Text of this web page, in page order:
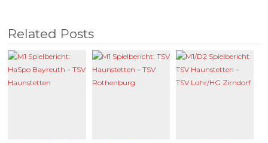
Related Posts